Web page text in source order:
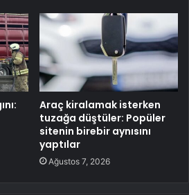
Araç kiralamak isterken
tuzağa düştüler: Popüler
sitenin birebir aynısını
yaptılar
Ağustos 7, 2026